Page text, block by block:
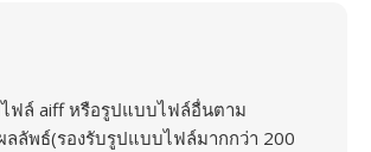
ฟล์ aiff หรือรูปแบบไฟล์อื่นตาม
ลลัพธ์(รองรับรูปแบบไฟล์มากกว่า 200